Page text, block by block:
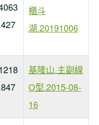
櫃斗
湖.20191006
基隆山.主副線
O型.2015-08-
16